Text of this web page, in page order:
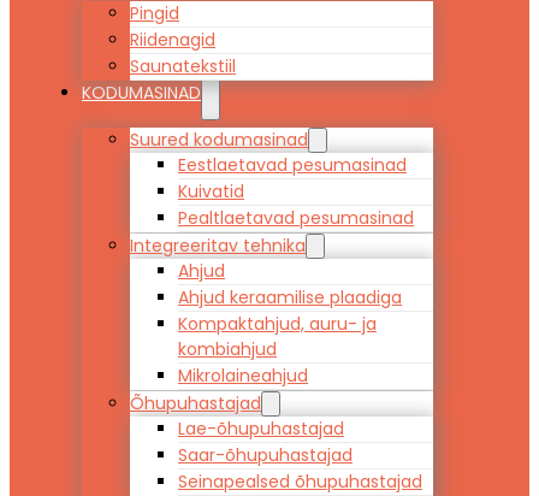
Pingid
Riidenagid
Saunatekstiil
KODUMASINAD
Suured kodumasinad
Eestlaetavad pesumasinad
Kuivatid
Pealtlaetavad pesumasinad
Integreeritav tehnika
Ahjud
Ahjud keraamilise plaadiga
Kompaktahjud, auru- ja
kombiahjud
Mikrolaineahjud
Õhupuhastajad
Lae-õhupuhastajad
Saar-õhupuhastajad
Seinapealsed õhupuhastajad